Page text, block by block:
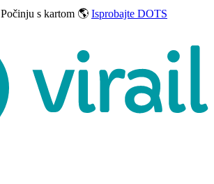
Počinju s kartom 🌎 Isprobajte DOTS